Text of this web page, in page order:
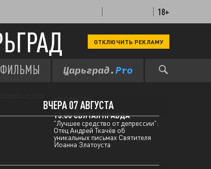
18+
ОТКЛЮЧИТЬ РЕКЛАМУ
ФИЛЬМЫ
ВЧЕРА 07 АВГУСТА
12:00 МЫ В КУРСЕ
13:00 СВЯТАЯ ПРАВДА
"Лучшее средство от депрессии":
Отец Андрей Ткачёв об
уникальных письмах Святителя
Иоанна Златоуста